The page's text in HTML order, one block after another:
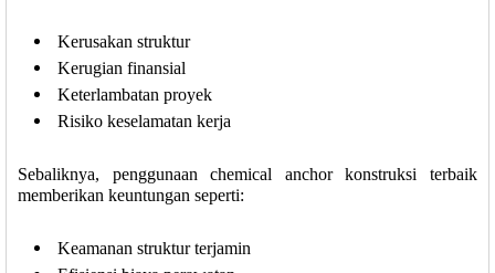
Kerusakan struktur
Kerugian finansial
Keterlambatan proyek
Risiko keselamatan kerja
Sebaliknya, penggunaan chemical anchor konstruksi terbaik
memberikan keuntungan seperti:
Keamanan struktur terjamin